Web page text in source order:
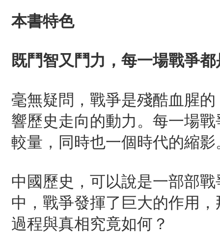
本書特色
既鬥智又鬥力，每一場戰爭
毫無疑問，戰爭是殘酷血腥
響歷史走向的動力。每一場
較量，同時也一個時代的縮影
中國歷史，可以說是一部部
中，戰爭發揮了巨大的作用
過程與真相究竟如何？